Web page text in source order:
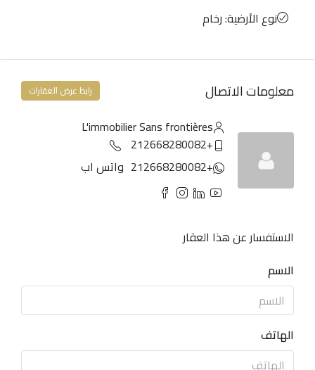
نوع الأرضية: رخام
معلومات الاتصال رابط عرض العقارات
L'immobilier Sans frontières
+212668280082
+212668280082
واتس اب
الاستفسار عن هذا العقار
الاسم
الهاتف